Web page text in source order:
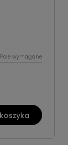
Pole wymagane